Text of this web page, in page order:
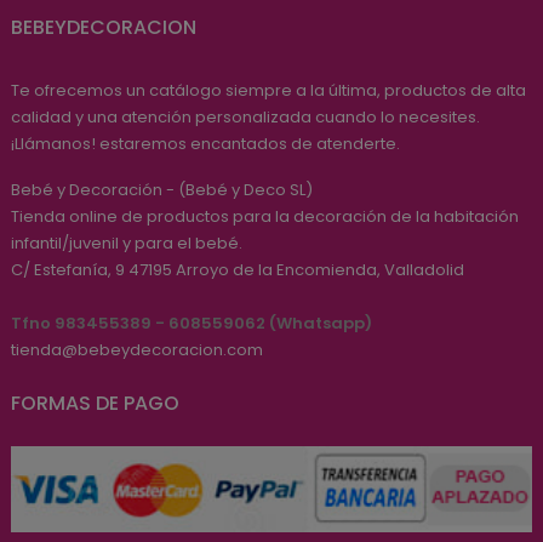
BEBEYDECORACION
Te ofrecemos un catálogo siempre a la última, productos de alta
calidad y una atención personalizada cuando lo necesites.
¡Llámanos! estaremos encantados de atenderte.
Bebé y Decoración - (Bebé y Deco SL)
Tienda online de productos para la decoración de la habitación
infantil/juvenil y para el bebé.
C/ Estefanía, 9 47195 Arroyo de la Encomienda, Valladolid
Tfno 983455389 - 608559062 (Whatsapp)
tienda@bebeydecoracion.com
FORMAS DE PAGO